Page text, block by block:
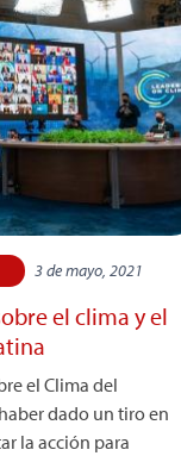
3 de mayo, 2021
el clima y el
el Clima del
dado un tiro en
la acción para